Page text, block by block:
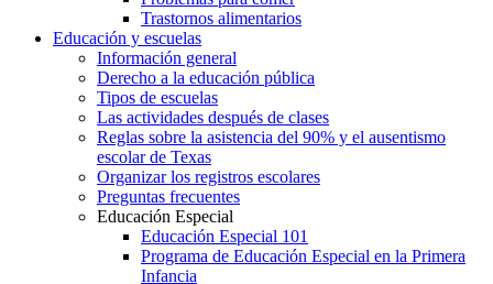
Trastornos alimentarios
Educación y escuelas
Información general
Derecho a la educación pública
Tipos de escuelas
Las actividades después de clases
Reglas sobre la asistencia del 90% y el ausentismo
escolar de Texas
Organizar los registros escolares
Preguntas frecuentes
Educación Especial
Educación Especial 101
Programa de Educación Especial en la Primera
Infancia